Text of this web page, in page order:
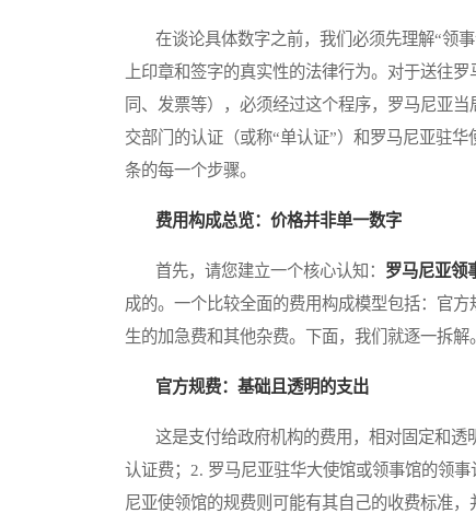
在谈论具体数字之前，我们必须先理解“领事
上印章和签字的真实性的法律行为。对于送往
同、发票等），必须经过这个程序，罗马尼亚
交部门的认证（或称“单认证”）和罗马尼亚驻
条的每一个步骤。
费用构成总览：价格并非单一数字
首先，请您建立一个核心认知： 罗马尼亚领
成的。一个比较全面的费用构成模型包括：官
生的加急费和其他杂费。下面，我们就逐一拆解。
官方规费：基础且透明的支出
这是支付给政府机构的费用，相对固定和透
认证费；2. 罗马尼亚驻华大使馆或领事馆的领
尼亚使领馆的规费则可能有其自己的收费标准